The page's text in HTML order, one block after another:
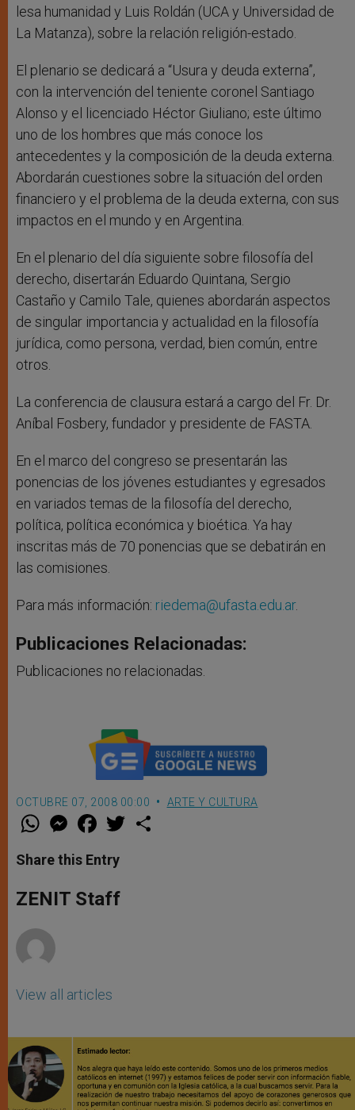
lesa humanidad y Luis Roldán (UCA y Universidad de
La Matanza), sobre la relación religión-estado.
El plenario se dedicará a “Usura y deuda externa”,
con la intervención del teniente coronel Santiago
Alonso y el licenciado Héctor Giuliano; este último
uno de los hombres que más conoce los
antecedentes y la composición de la deuda externa.
Abordarán cuestiones sobre la situación del orden
financiero y el problema de la deuda externa, con sus
impactos en el mundo y en Argentina.
En el plenario del día siguiente sobre filosofía del
derecho, disertarán Eduardo Quintana, Sergio
Castaño y Camilo Tale, quienes abordarán aspectos
de singular importancia y actualidad en la filosofía
jurídica, como persona, verdad, bien común, entre
otros.
La conferencia de clausura estará a cargo del Fr. Dr.
Aníbal Fosbery, fundador y presidente de FASTA.
En el marco del congreso se presentarán las
ponencias de los jóvenes estudiantes y egresados
en variados temas de la filosofía del derecho,
política, política económica y bioética. Ya hay
inscritas más de 70 ponencias que se debatirán en
las comisiones.
Para más información: riedema@ufasta.edu.ar.
Publicaciones Relacionadas:
Publicaciones no relacionadas.
OCTUBRE 07, 2008 00:00 ARTE Y CULTURA
W
t
s
p
p
M
e
s
e
g
e
F
a
e
b
o
k
w
Share this Entry
ZENIT Staff
View all articles